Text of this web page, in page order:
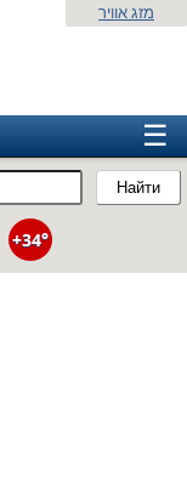
Найти
מזג אוויר
☰
+34°